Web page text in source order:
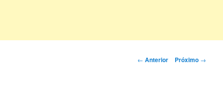
Navegação
← Anterior Próximo →